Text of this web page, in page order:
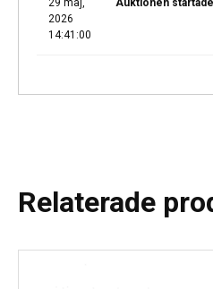
29 maj,
2026
14:41:00
Auktionen
Relaterade